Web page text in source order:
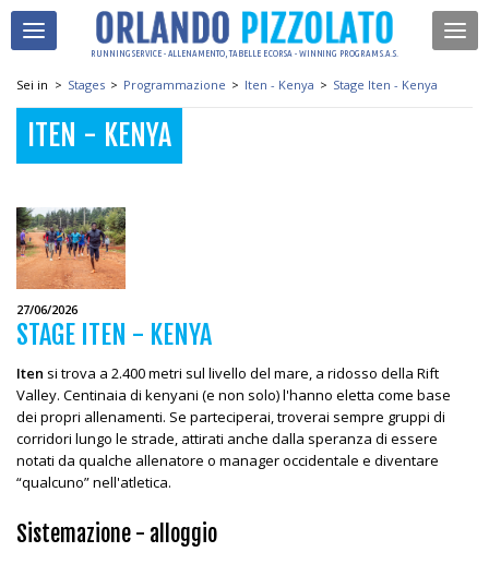
RUNNING SERVICE - ALLENAMENTO, TABELLE E CORSA - WINNING PROGRAM S.A.S.
Sei in > Stages > Programmazione > Iten - Kenya > Stage Iten - Kenya
ITEN - KENYA
27/06/2026
STAGE ITEN - KENYA
Iten si trova a 2.400 metri sul livello del mare, a ridosso della Rift
Valley. Centinaia di kenyani (e non solo) l'hanno eletta come base
dei propri allenamenti. Se parteciperai, troverai sempre gruppi di
corridori lungo le strade, attirati anche dalla speranza di essere
notati da qualche allenatore o manager occidentale e diventare
“qualcuno” nell'atletica.
Sistemazione - alloggio